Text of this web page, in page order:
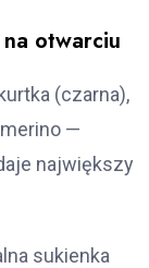
otwarciu
(czarna),
—
największy
sukienka